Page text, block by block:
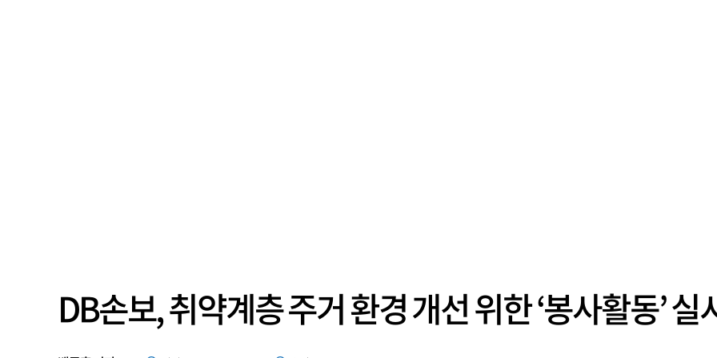
DB손보, 취약계층 주거 환경 개선 위한 ‘봉사활동’ 실